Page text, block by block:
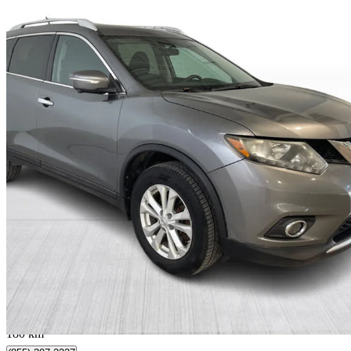
2015 Nissan Rogue
155 008 km
Affaire
0 $/mois env.
180 km